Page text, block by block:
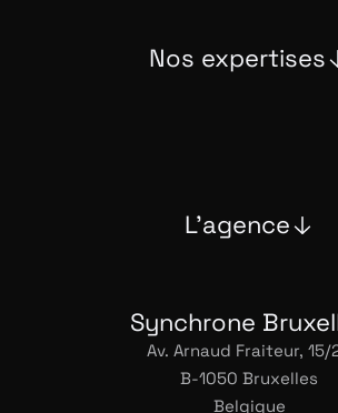
Synchrone
Av. Arnaud Fraiteur, 15/
B-1050 Bruxelles
Belgique
L'agence
Nos expertises